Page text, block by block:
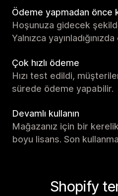
Ödeme yapmadan önce
Hoşunuza gidecek
Yalnızca
Çok hızlı ödeme
Hızı test edildi,
sürede ödeme yapabilir.
Devamlı kullanın
Mağazanız için bir
boyu lisans. Son
Shopify